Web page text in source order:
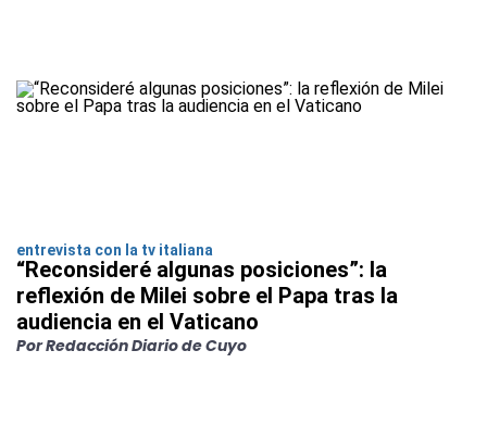
entrevista con la tv italiana
“Reconsideré algunas posiciones”: la
reflexión de Milei sobre el Papa tras la
audiencia en el Vaticano
Por Redacción Diario de Cuyo